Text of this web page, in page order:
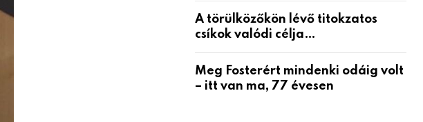
A törülközőkön lévő titokzatos
csíkok valódi célja…
Meg Fosterért mindenki odáig volt
– itt van ma, 77 évesen